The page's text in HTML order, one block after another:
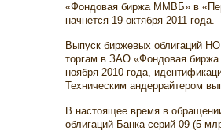
«Фондовая биржа ММВБ» в
начнется 19 октября 2011 года.
Выпуск биржевых облигаций
торгам в ЗАО «Фондовая
ноября 2010 года,
Техническим андеррайтером
В настоящее время в
облигаций Банка серий 09 (5